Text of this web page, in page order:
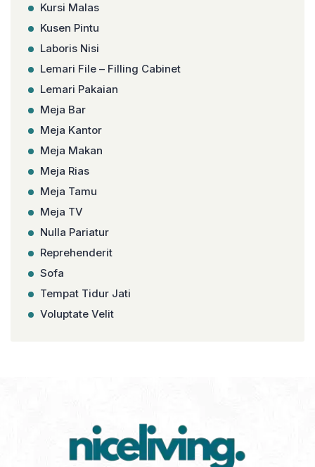
Kursi Malas
Kusen Pintu
Laboris Nisi
Lemari File – Filling Cabinet
Lemari Pakaian
Meja Bar
Meja Kantor
Meja Makan
Meja Rias
Meja Tamu
Meja TV
Nulla Pariatur
Reprehenderit
Sofa
Tempat Tidur Jati
Voluptate Velit